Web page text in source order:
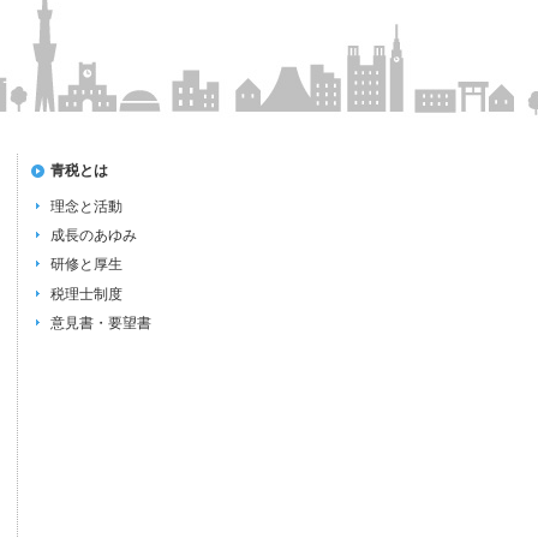
青税とは
理念と活動
成長のあゆみ
研修と厚生
税理士制度
意見書・要望書